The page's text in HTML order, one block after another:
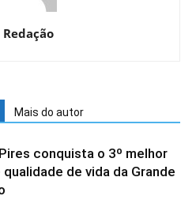
Redação
Mais do autor
conquista o 3º melhor
de vida da Grande